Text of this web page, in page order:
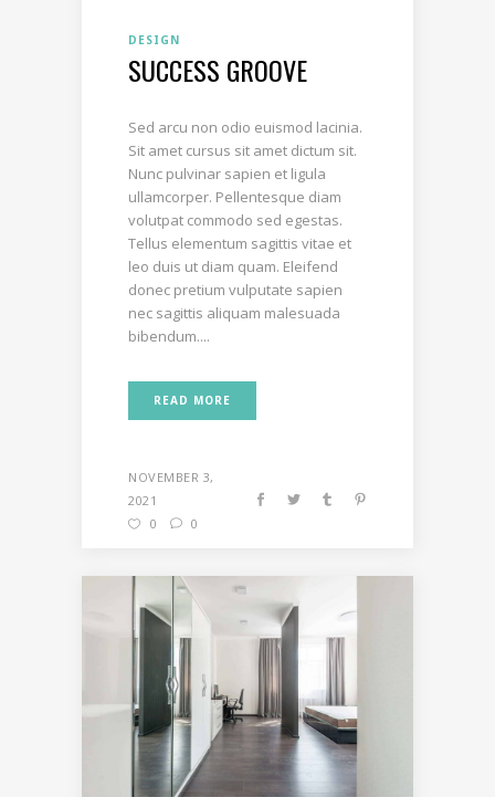
DESIGN
SUCCESS GROOVE
Sed arcu non odio euismod lacinia.
Sit amet cursus sit amet dictum sit.
Nunc pulvinar sapien et ligula
ullamcorper. Pellentesque diam
volutpat commodo sed egestas.
Tellus elementum sagittis vitae et
leo duis ut diam quam. Eleifend
donec pretium vulputate sapien
nec sagittis aliquam malesuada
bibendum....
READ MORE
NOVEMBER 3,
2021
0
0